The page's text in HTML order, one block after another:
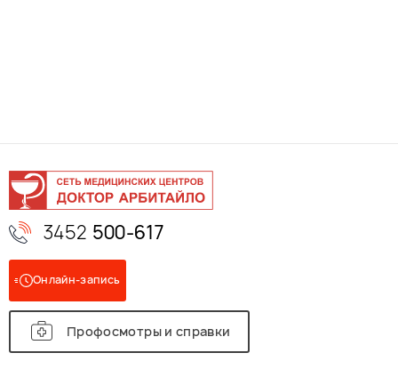
3452 500-617
Онлайн-запись
Профосмотры и справки